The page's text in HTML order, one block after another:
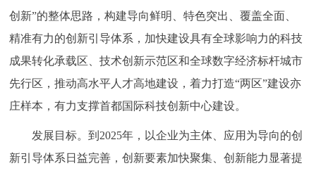
创新”的整体思路，构建导向鲜明、特色突出、覆盖全面、
精准有力的创新引导体系，加快建设具有全球影响力的科技
成果转化承载区、技术创新示范区和全球数字经济标杆城市
先行区，推动高水平人才高地建设，着力打造“两区”建设亦
庄样本，有力支撑首都国际科技创新中心建设。
发展目标。到2025年，以企业为主体、应用为导向的创
新引导体系日益完善，创新要素加快聚集、创新能力显著提